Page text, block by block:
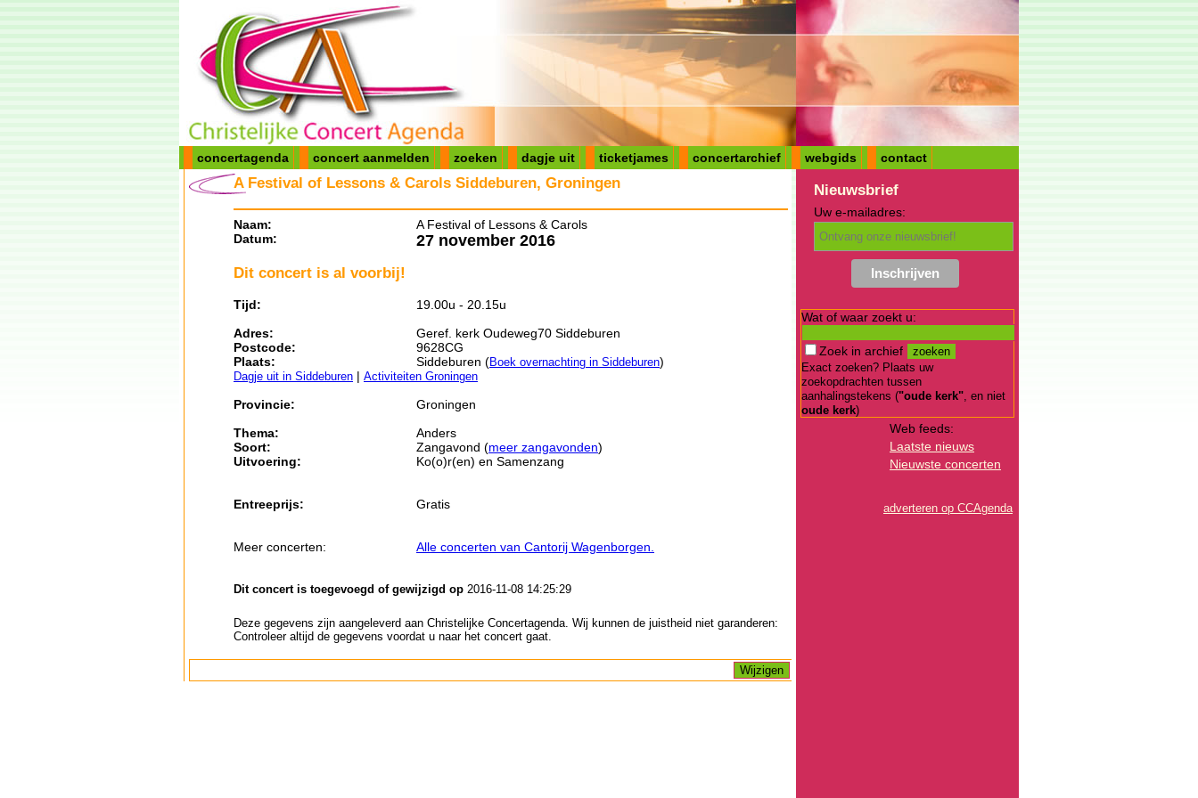
concertagenda concert aanmelden zoeken dagje uit ticketjames concertarchief webgids contact
A Festival of Lessons & Carols Siddeburen, Groningen
Naam:
A Festival of Lessons & Carols
Datum:
27 november 2016
Dit concert is al voorbij!
Tijd:
19.00u - 20.15u
Adres:
Geref. kerk Oudeweg70 Siddeburen
Postcode:
9628CG
Plaats:
Siddeburen (Boek overnachting in Siddeburen)
Dagje uit in Siddeburen | Activiteiten Groningen
Provincie:
Groningen
Thema:
Anders
Soort:
Zangavond (meer zangavonden)
Uitvoering:
Ko(o)r(en) en Samenzang
Entreeprijs: Gratis
Meer concerten: Alle concerten van Cantorij Wagenborgen.
Dit concert is toegevoegd of gewijzigd op 2016-11-08 14:25:29
Deze gegevens zijn aangeleverd aan Christelijke Concertagenda. Wij kunnen de juistheid niet garanderen:
Controleer altijd de gegevens voordat u naar het concert gaat.
Nieuwsbrief
Uw e-mailadres:
Wat of waar zoekt u:
Zoek in archief
Exact zoeken? Plaats uw
zoekopdrachten tussen
aanhalingstekens ("oude kerk", en niet
oude kerk)
Web feeds:
Laatste nieuws
Nieuwste concerten
adverteren op CCAgenda